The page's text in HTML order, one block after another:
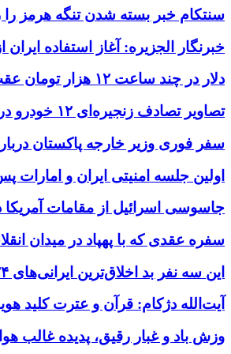
سنتکام خبر بسته شدن تنگه هرمز را
خبرنگار الجزیره: آغاز استفاده
دلار در چند ساعت ۱۲ هزار تومان عقب‌نشینی کرد
تصاویر تصادف زنجیره‌ای ۱۲ خودرو در تهران
سفر فوری وزیر خارجه پاکستان
اولین جلسه امنیتی ایران و امارات
جاسوسی اسرائیل از مقامات
سفره عقدی که با پهپاد در میدان
این سه نفر بد اخلاق‌ترین ایرانی‌های ۲۴ ساعت اخیر هستند
آیت‌الله دژکام: قرآن و عترت کلید
وزش باد و غبار رقیق، پدیده غالب